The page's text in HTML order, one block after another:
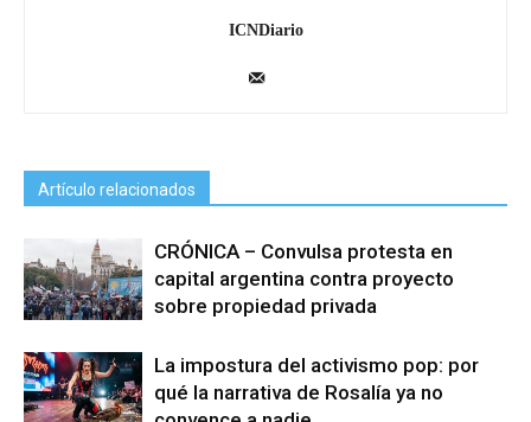
ICNDiario
Artículo relacionados
CRÓNICA – Convulsa protesta en
capital argentina contra proyecto
sobre propiedad privada
La impostura del activismo pop: por
qué la narrativa de Rosalía ya no